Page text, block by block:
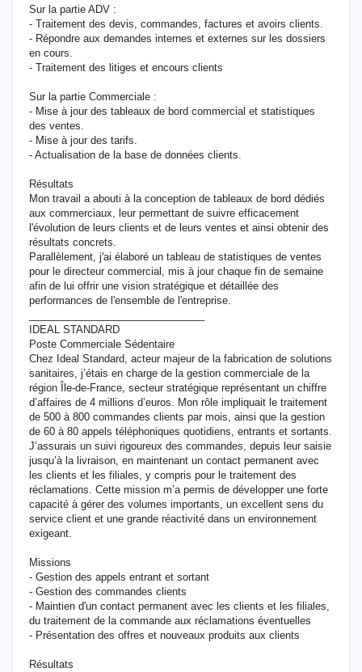
Sur la partie ADV :
- Traitement des devis, commandes, factures et avoirs clients.
- Répondre aux demandes internes et externes sur les dossiers
en cours.
- Traitement des litiges et encours clients
Sur la partie Commerciale :
- Mise à jour des tableaux de bord commercial et statistiques
des ventes.
- Mise à jour des tarifs.
- Actualisation de la base de données clients.
Résultats
Mon travail a abouti à la conception de tableaux de bord dédiés
aux commerciaux, leur permettant de suivre efficacement
l'évolution de leurs clients et de leurs ventes et ainsi obtenir des
résultats concrets.
Parallèlement, j'ai élaboré un tableau de statistiques de ventes
pour le directeur commercial, mis à jour chaque fin de semaine
afin de lui offrir une vision stratégique et détaillée des
performances de l'ensemble de l'entreprise.
IDEAL STANDARD
Poste Commerciale Sédentaire
Chez Ideal Standard, acteur majeur de la fabrication de solutions
sanitaires, j’étais en charge de la gestion commerciale de la
région Île-de-France, secteur stratégique représentant un chiffre
d’affaires de 4 millions d’euros. Mon rôle impliquait le traitement
de 500 à 800 commandes clients par mois, ainsi que la gestion
de 60 à 80 appels téléphoniques quotidiens, entrants et sortants.
J’assurais un suivi rigoureux des commandes, depuis leur saisie
jusqu’à la livraison, en maintenant un contact permanent avec
les clients et les filiales, y compris pour le traitement des
réclamations. Cette mission m’a permis de développer une forte
capacité à gérer des volumes importants, un excellent sens du
service client et une grande réactivité dans un environnement
exigeant.
Missions
- Gestion des appels entrant et sortant
- Gestion des commandes clients
- Maintien d'un contact permanent avec les clients et les filiales,
du traitement de la commande aux réclamations éventuelles
- Présentation des offres et nouveaux produits aux clients
Résultats